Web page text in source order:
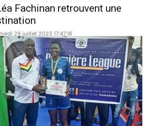
Fachinan retrouvent une
29 juillet 2023 17:47:18